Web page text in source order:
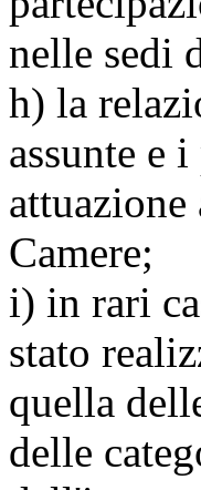
nelle sedi
h) la
assunte e
Camere;
i) in rari
stato
quella
delle